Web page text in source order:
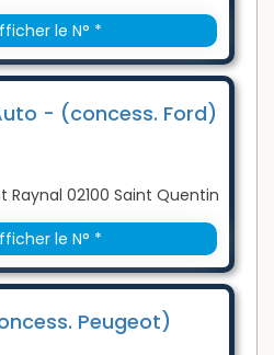
le N° *
- (concess. Ford)
02100 Saint Quentin
le N° *
Peugeot)